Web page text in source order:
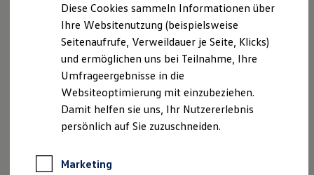
Behörden
Direktkunden
Sonderfahrzeuge
Anpfiff zum Gewinn
Elektromobilität
Elektroautos
ID. Tutorials
Elektrofahrzeugkonzepte
ID. EVERY1
Reichweite
Rekuperation
Nutzungsbedingungen
Datenschutzerklärungen
Cookie-Richtlinie
Lizenzhinweise Dritter
Angaben zum Digital Services Act (DSA)
EU Data Act
Produktsicherheitsinformationen
Vertrag Widerrufen
Disclaimer von Volkswagen AG
Die in dieser Darstellung gezeigten Fahrzeuge und
Ausstattungen können in einzelnen Details vom aktuellen
Diese Cookies sammeln Informationen über
Ihre Websitenutzung (beispielsweise
Seitenaufrufe, Verweildauer je Seite, Klicks)
und ermöglichen uns bei Teilnahme, Ihre
Umfrageergebnisse in die
Websiteoptimierung mit einzubeziehen.
Damit helfen sie uns, Ihr Nutzererlebnis
persönlich auf Sie zuzuschneiden.
Marketing